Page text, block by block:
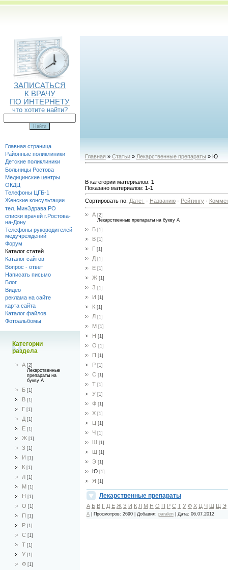
ЗАПИСАТЬСЯ
К ВРАЧУ
ПО ИНТЕРНЕТУ
что хотите найти?
Главная страница
Районные поликлиники
Детские поликлиники
Больницы Ростова
Медицинские центры
ОКДЦ
Телефоны ЦГБ-1
Женские консультации
тел. МинЗдрава РО
списки врачей г.Ростова-
на-Дону
Телефоны руководителей
медучреждений
Форум
Каталог статей
Каталог сайтов
Вопрос - ответ
Написать письмо
Блог
Видео
реклама на сайте
карта сайта
Каталог файлов
Фотоальбомы
Категории
раздела
А [2]
Лекарственные
препараты на
букву А
Б [1]
В [1]
Г [1]
Д [1]
Е [1]
Ж [1]
З [1]
И [1]
К [1]
Л [1]
М [1]
Н [1]
О [1]
П [1]
Р [1]
С [1]
Т [1]
У [1]
Ф [1]
Главная » Статьи» Лекарственные препараты » Ю
В категории материалов: 1
Показано материалов: 1-1
Сортировать по: Дате · Названию· Рейтингу·
А [2]
Лекарственные препараты на букву А
Б [1]
В [1]
Г [1]
Д [1]
Е [1]
Ж [1]
З [1]
И [1]
К [1]
Л [1]
М [1]
Н [1]
О [1]
П [1]
Р [1]
С [1]
Т [1]
У [1]
Ф [1]
Х [1]
Ц [1]
Ч [1]
Ш [1]
Щ [1]
Э [1]
Ю [1]
Я [1]
Лекарственные препараты
А Б В Г Д Е Ж З И К Л М Н О П Р С Т У Ф Х Ц Ч Ш Щ Э
А| Просмотров: 2690| Добавил: paralen| Дата: 06.07.2012